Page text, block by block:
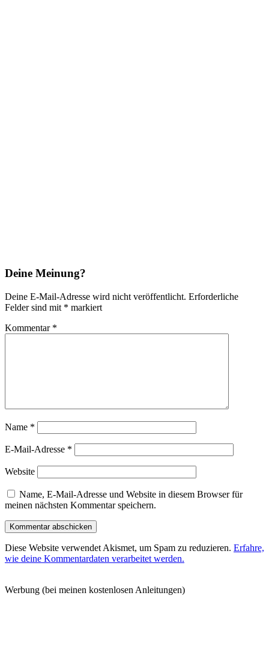
Deine Meinung?
Deine E-Mail-Adresse wird nicht veröffentlicht. Erforderliche
Felder sind mit * markiert
Kommentar *
Name *
E-Mail-Adresse *
Website
Name, E-Mail-Adresse und Website in diesem Browser für
meinen nächsten Kommentar speichern.
Diese Website verwendet Akismet, um Spam zu reduzieren. Erfahre,
wie deine Kommentardaten verarbeitet werden.
Werbung (bei meinen kostenlosen Anleitungen)